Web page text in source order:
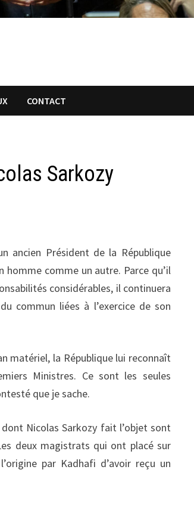
CONTACT
Sarkozy
ancien Président de la République
homme comme un autre. Parce qu’il
considérables, il continuera
commun liées à l’exercice de son
matériel, la République lui reconnaît
Ministres. Ce sont les seules
que je sache.
Nicolas Sarkozy fait l’objet sont
deux magistrats qui ont placé sur
par Kadhafi d’avoir reçu un